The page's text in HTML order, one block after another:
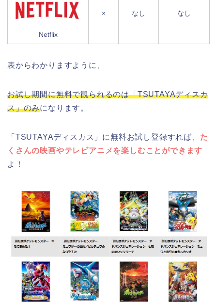
Netflix
× なし なし
表からわかりますように、
お試し期間に無料で観られるのは「TSUTAYAディスカ
ス」のみになります。
「TSUTAYAディスカス」に無料お試し登録すれば、 た
くさんの映画やテレビアニメを楽しむことができます
よ！